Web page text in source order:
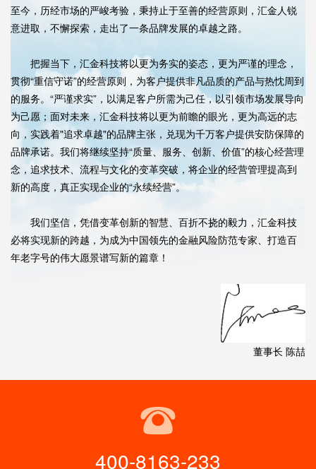
至今，历经市场的严峻考验，秉持止于至善的经营原则，汇金人锐
意进取，不懈探索，走出了一条品牌发展的卓越之路。
把握当下，汇金科技将以更为务实的姿态，更为严谨的理念，
贯彻“重信守诺”的经营原则，为客户提供非凡品质的产品与热忱周到
的服务。“严谨求实”，以满足客户所需为己任，以引领市场发展导向
为己愿；面对未来，汇金科技将以更为前瞻的眼光，更为高远的志
向，实践着"追求卓越"的品牌主张，兑现为千万客户提供安防保障的
品牌承诺。我们将继续坚持“质量、服务、创新、价值”的核心经营理
念，追求技术、流程与文化的变革突破，将企业的经营管理提高到
新的高度，真正实现企业的“永续经营”。
我们坚信，凭借变革创新的智慧、百折不挠的毅力，汇金科技
必将实现新的跨越，为成为中国领先的金融风险防范专家、打造百
年老字号的伟大愿景谱写新的篇章！
董事长 陈喆
400-8163-233